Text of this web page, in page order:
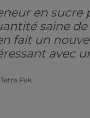
en sucre
saine de
fait un
avec
Pak.